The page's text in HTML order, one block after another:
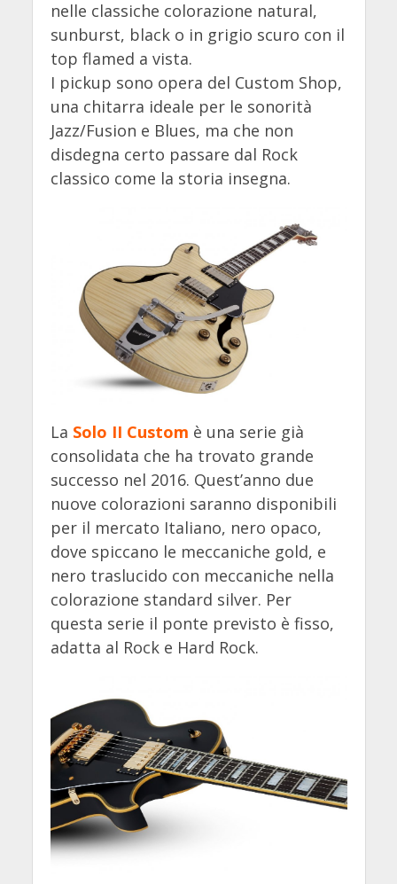
nelle classiche colorazione natural,
sunburst, black o in grigio scuro con il
top flamed a vista.
I pickup sono opera del Custom Shop,
una chitarra ideale per le sonorità
Jazz/Fusion e Blues, ma che non
disdegna certo passare dal Rock
classico come la storia insegna.
La Solo II Custom è una serie già
consolidata che ha trovato grande
successo nel 2016. Quest’anno due
nuove colorazioni saranno disponibili
per il mercato Italiano, nero opaco,
dove spiccano le meccaniche gold, e
nero traslucido con meccaniche nella
colorazione standard silver. Per
questa serie il ponte previsto è fisso,
adatta al Rock e Hard Rock.